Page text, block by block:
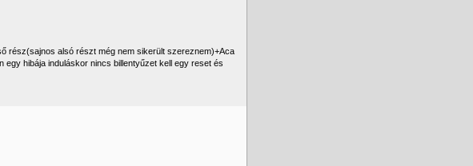
rész(sajnos alsó részt még nem sikerült szereznem)+Aca
hibája induláskor nincs billentyűzet kell egy reset és